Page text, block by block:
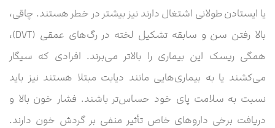
یا ایستادن طولانی اشتغال دارند نیز بیشتر در خطر هستند. چاقی،
بالا رفتن سن و سابقه تشکیل لخته در رگ‌های عمقی (DVT)،
همگی ریسک این بیماری را بالاتر می‌برند. افرادی که سیگار
می‌کشند یا به بیماری‌هایی مانند دیابت مبتلا هستند نیز باید
نسبت به سلامت پای خود حساس‌تر باشند. فشار خون بالا و
دریافت برخی داروهای خاص تأثیر منفی بر گردش خون دارند.